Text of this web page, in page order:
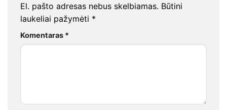
El. pašto adresas nebus skelbiamas. Būtini
laukeliai pažymėti *
Komentaras *